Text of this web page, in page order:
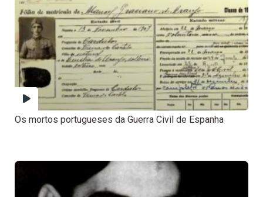
Os mortos portugueses da Guerra Civil de Espanha